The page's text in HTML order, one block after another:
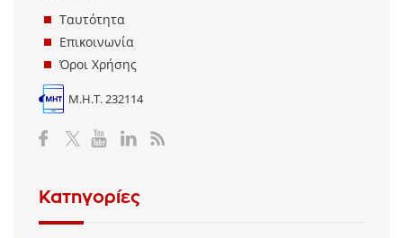
Ταυτότητα
Επικοινωνία
Όροι Χρήσης
Μ.Η.Τ. 232114
Κατηγορίες